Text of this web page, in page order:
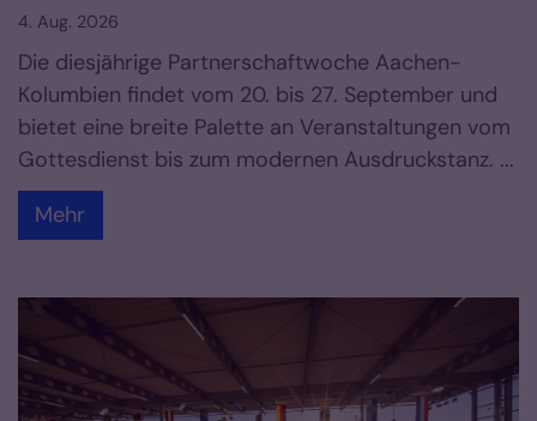
4. Aug. 2026
Die diesjährige Partnerschaftwoche Aachen-
Kolumbien findet vom 20. bis 27. September und
bietet eine breite Palette an Veranstaltungen vom
Gottesdienst bis zum modernen Ausdruckstanz. ...
Mehr